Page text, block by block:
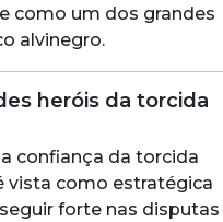
como um dos grandes
alvinegro.
heróis da torcida
confiança da torcida
vista como estratégica
forte nas disputas